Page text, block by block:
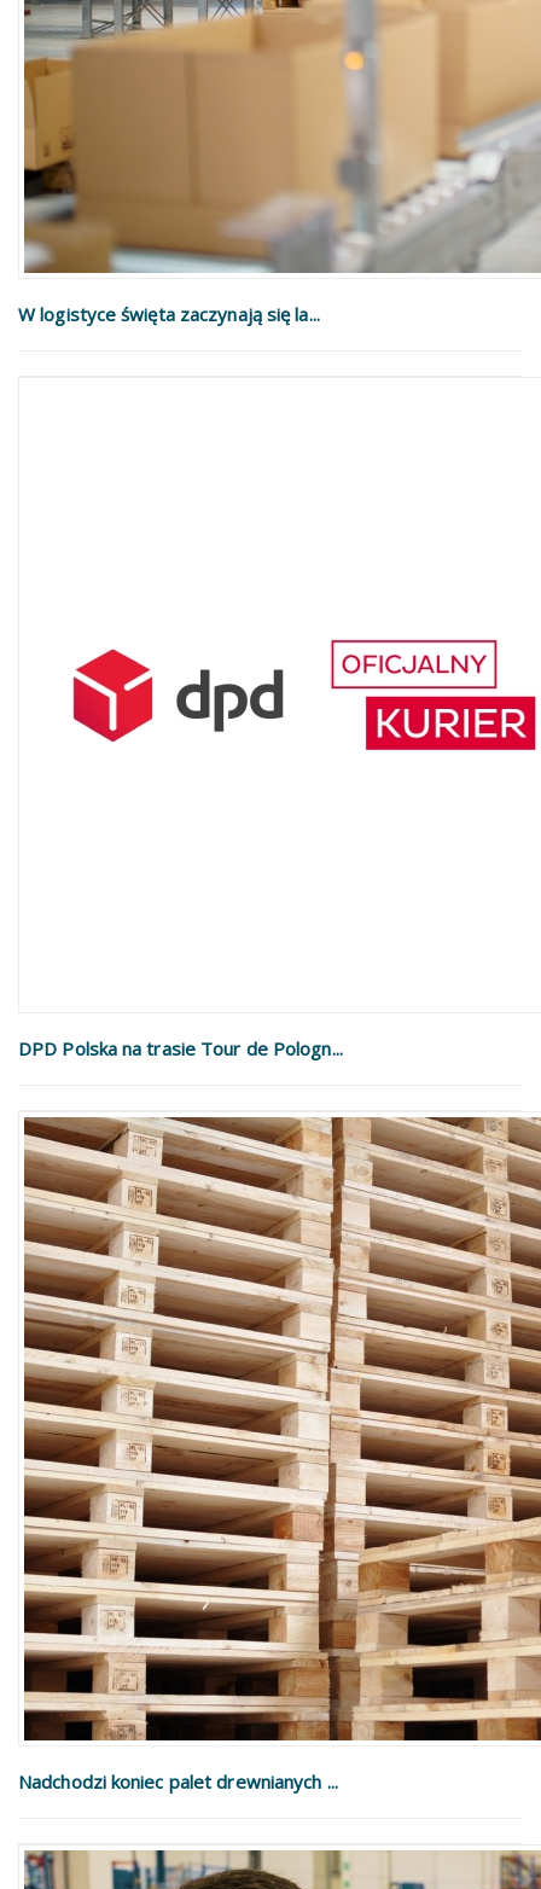
W logistyce święta zaczynają się la...
DPD Polska na trasie Tour de Pologn...
Nadchodzi koniec palet drewnianych ...